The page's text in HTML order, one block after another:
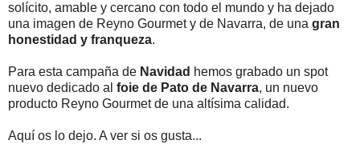
solícito, amable y cercano con todo el mundo y ha dejado
una imagen de Reyno Gourmet y de Navarra, de una gran
honestidad y franqueza.
Para esta campaña de Navidad hemos grabado un spot
nuevo dedicado al foie de Pato de Navarra, un nuevo
producto Reyno Gourmet de una altísima calidad.
Aquí os lo dejo. A ver si os gusta...